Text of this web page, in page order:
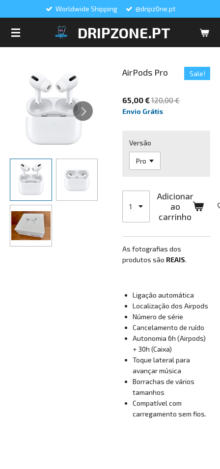
DRIPZONE.PT
Worldwide Shipping @dripz0ne.pt
AirPods Pro Sale!
65,00 €120,00 €
Envio Grátis
Versão
Adicionar
ao
carrinho
As fotografias dos
produtos são REAIS.
Ligação automática
Localização dos Airpods
Número de série
Cancelamento de ruído
Autonomia 6h (Airpods)
+ 30h (Caixa)
Toque lateral para
avançar música
Borrachas de vários
tamanhos
Compatível com
carregamento sem fios.